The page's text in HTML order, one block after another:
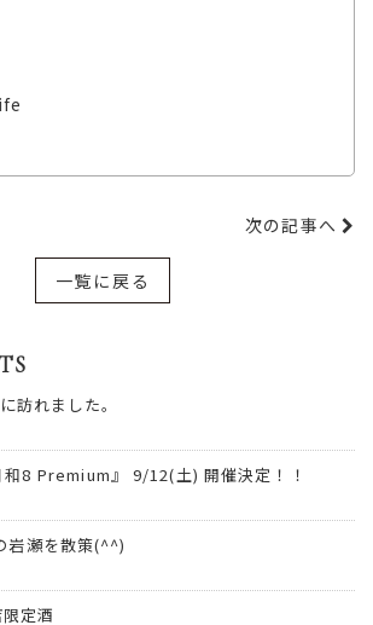
訪れました。
和8 Premium』 9/12(土) 開催決定！！
岩瀬を散策(^^)
定酒
次の記事へ
一覧に戻る